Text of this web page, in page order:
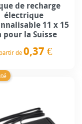
de recharge
électrique
11 x 15
pour la Suisse
de 0,37 €